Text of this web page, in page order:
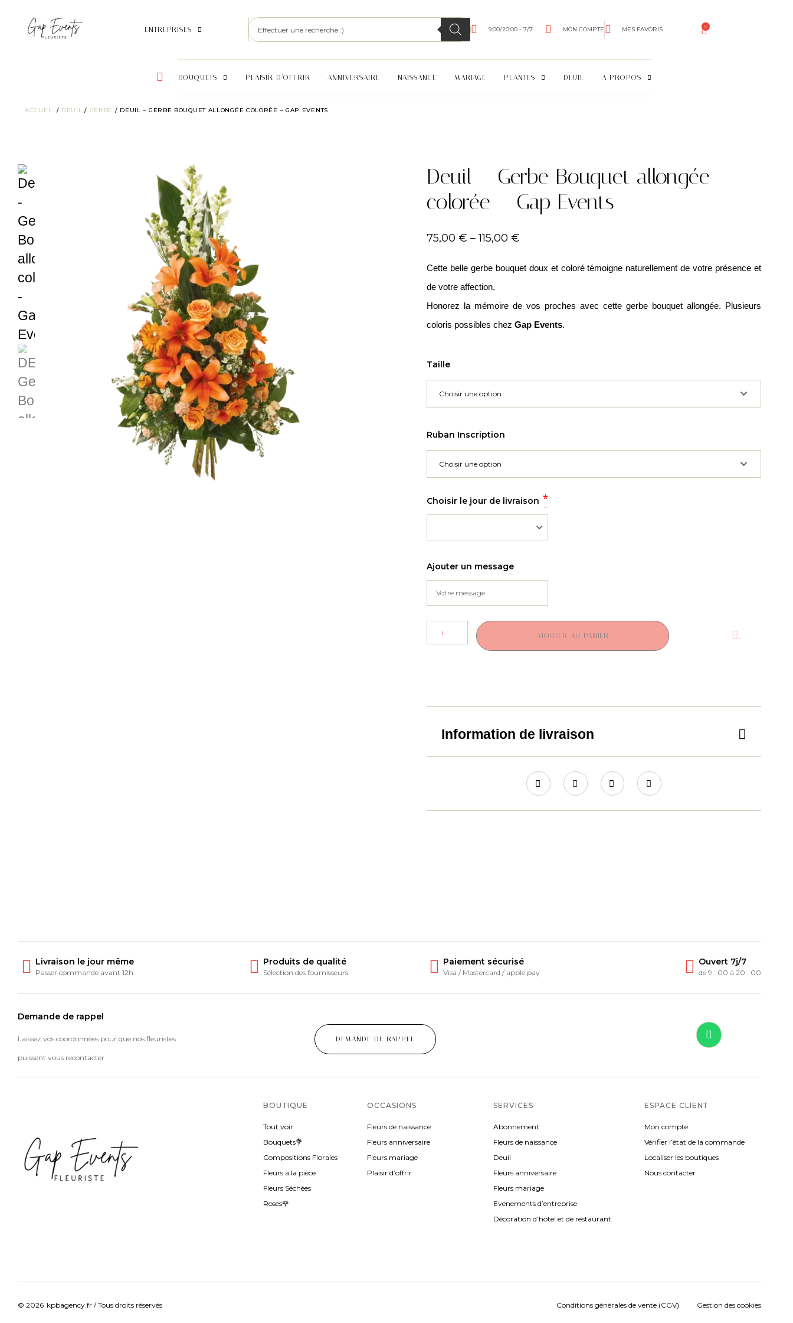
ENTREPRISES 9:00/20:00 - 7/7 MON COMPTE MES FAVORIS 0
BOUQUETS PLAISIR D’OFFRIR ANNIVERSAIRE NAISSANCE MARIAGE PLANTES DEUIL A PROPOS
ACCUEIL / DEUIL / GERBE / DEUIL – GERBE BOUQUET ALLONGÉE COLORÉE – GAP EVENTS
Deuil – Gerbe Bouquet allongée
colorée – Gap Events
75,00 € –115,00 €
Cette belle gerbe bouquet doux et coloré témoigne naturellement de votre présence et
de votre affection.
Honorez la mémoire de vos proches avec cette gerbe bouquet allongée. Plusieurs
coloris possibles chez Gap Events.
Taille
Ruban Inscription
Choisir le jour de livraison *
Ajouter un message
AJOUTER AU PANIER .
Information de livraison
Livraison le jour même
Passer commande avant 12h
Produits de qualité
Sélection des fournisseurs
Paiement sécurisé
Visa / Mastercard / apple pay
Ouvert 7j/7
de 9 : 00 à 20 : 00
Demande de rappel
Laissez vos coordonnées pour que nos fleuristes
puissent vous recontacter
DEMANDE DE RAPPEL
BOUTIQUE
Tout voir
Bouquets💐
Compositions Florales
Fleurs à la pièce
Fleurs Séchées
Roses🌹
OCCASIONS
Fleurs de naissance
Fleurs anniversaire
Fleurs mariage
Plaisir d’offrir
SERVICES
Abonnement
Fleurs de naissance
Deuil
Fleurs anniversaire
Fleurs mariage
Evenements d’entreprise
Décoration d’hôtel et de restaurant
ESPACE CLIENT
Mon compte
Vérifier l’état de la commande
Localiser les boutiques
Nous contacter
© 2026 kpbagency.fr / Tous droits réservés Conditions générales de vente (CGV) Gestion des cookies